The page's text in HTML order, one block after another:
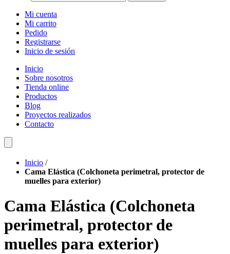
Mi cuenta
Mi carrito
Pedido
Registrarse
Inicio de sesión
Inicio
Sobre nosotros
Tienda online
Productos
Blog
Proyectos realizados
Contacto
Inicio /
Cama Elástica (Colchoneta perimetral, protector de
muelles para exterior)
Cama Elástica (Colchoneta
perimetral, protector de
muelles para exterior)